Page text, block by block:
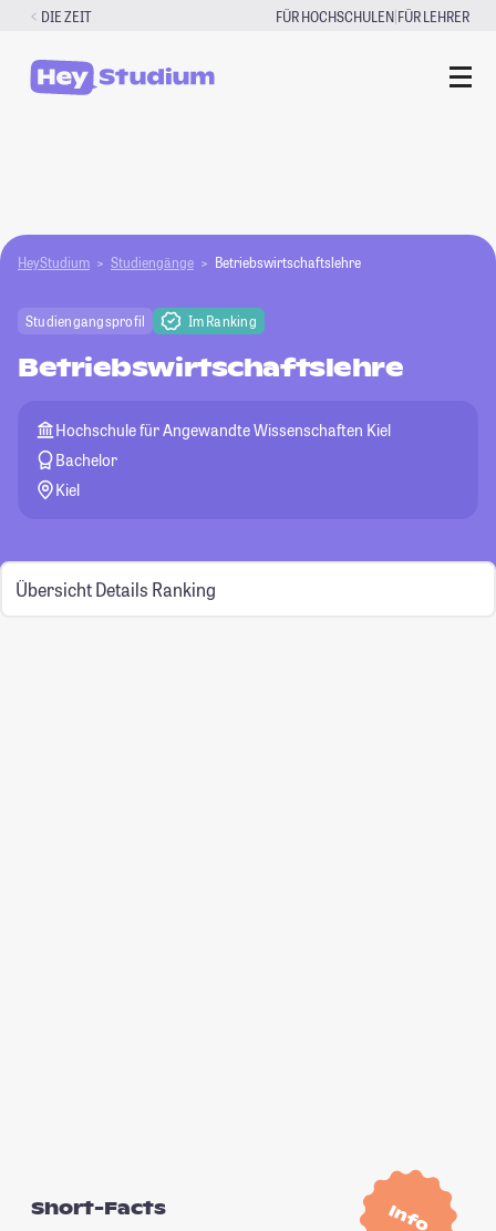
Zum
springen
DIE ZEIT FÜR HOCHSCHULEN|FÜR LEHRER
HeyStudium Studiengänge Betriebswirtschaftslehre
Studiengangsprofil Im Ranking
Betriebswirtschaftslehre
Hochschule für Angewandte Wissenschaften Kiel
Bachelor
Kiel
Übersicht Details Ranking
Info
Short-Facts